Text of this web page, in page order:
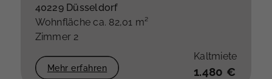
40229 Düsseldorf
Wohnfläche ca. 82,01 m²
Zimmer 2
Mehr erfahren
Kaltmiete
1.480 €